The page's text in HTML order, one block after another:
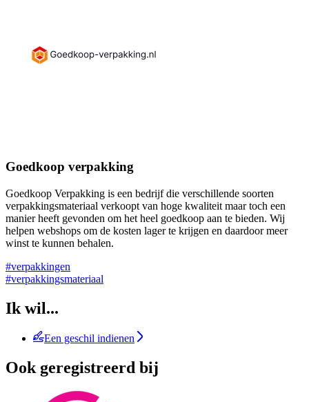
Goedkoop verpakking
Goedkoop Verpakking is een bedrijf die verschillende soorten
verpakkingsmateriaal verkoopt van hoge kwaliteit maar toch een
manier heeft gevonden om het heel goedkoop aan te bieden. Wij
helpen webshops om de kosten lager te krijgen en daardoor meer
winst te kunnen behalen.
#verpakkingen
#verpakkingsmateriaal
Ik wil...
Een geschil indienen
Ook geregistreerd bij